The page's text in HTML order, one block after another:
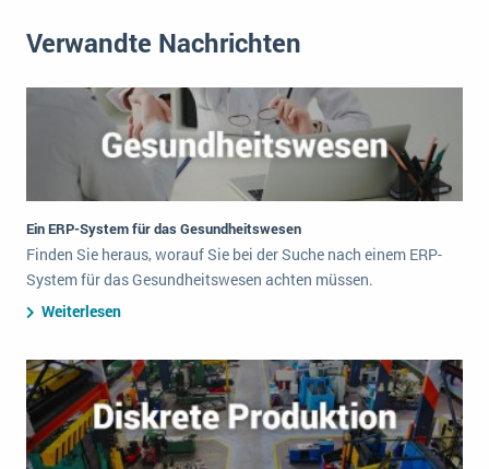
Verwandte Nachrichten
Ein ERP-System für das Gesundheitswesen
Finden Sie heraus, worauf Sie bei der Suche nach einem ERP-
System für das Gesundheitswesen achten müssen.
Weiterlesen